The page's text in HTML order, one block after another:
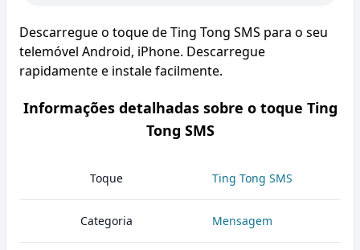
Descarregue o toque de Ting Tong SMS para o seu
telemóvel Android, iPhone. Descarregue
rapidamente e instale facilmente.
Informações detalhadas sobre o toque Ting
Tong SMS
Toque Ting Tong SMS
Categoria Mensagem